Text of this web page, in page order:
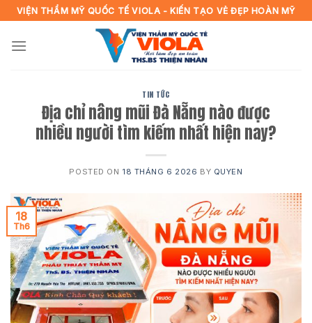
Skip
to
content
VIỆN THẨM MỸ QUỐC TẾ VIOLA - KIẾN TẠO VẺ ĐẸP HOÀN MỸ
TIN TỨC
Địa chỉ nâng mũi Đà Nẵng nào được
nhiều người tìm kiếm nhất hiện nay?
POSTED ON 18 THÁNG 6 2026 BY QUYEN
18
Th6